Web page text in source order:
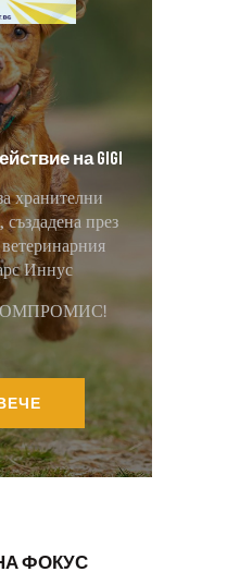
на GIGI
хранителни
през
Иннус
ФОКУС